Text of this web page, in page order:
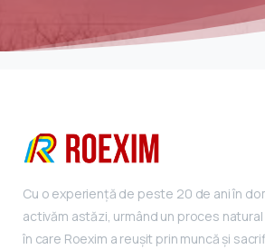
Cu o experiență de peste 20 de ani în
activăm astăzi, urmând un proces
în care Roexim a reușit prin muncă și